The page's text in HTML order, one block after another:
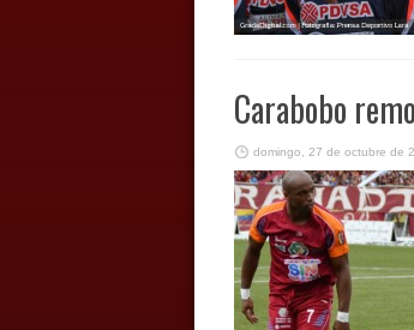
Carabobo
domingo, 27 de octubre de